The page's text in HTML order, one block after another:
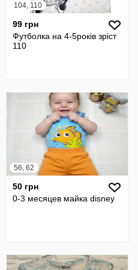
104, 110
99 грн
Футболка на 4-5років зріст
110
56, 62
50 грн
0-3 месяцев майка disney